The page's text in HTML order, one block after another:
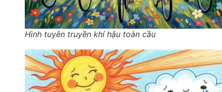
Hình tuyên truyền khí hậu toàn cầu